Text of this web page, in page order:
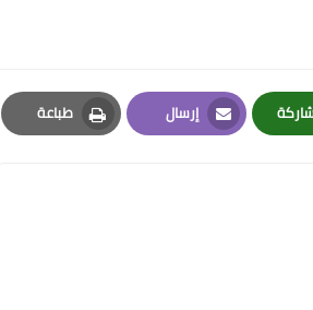
إرسال
Email
طباعة
Print